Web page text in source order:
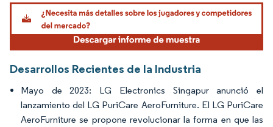
Imagen © Mordor Intelligence. El uso requiere atribución según CC BY 4.0.
Desarrollos Recientes de la Industria
Mayo de 2023: LG Electronics Singapur anunció el
lanzamiento del LG PuriCare AeroFurniture. El LG PuriCare
AeroFurniture se propone revolucionar la forma en que las